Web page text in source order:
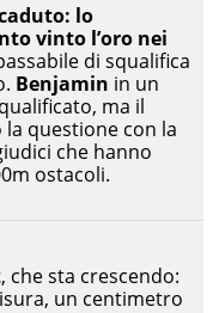
, che sta crescendo:
un centimetro
lo
vinto l’oro nei
di squalifica
Benjamin in un
ma il
questione con la
che hanno
ostacoli.